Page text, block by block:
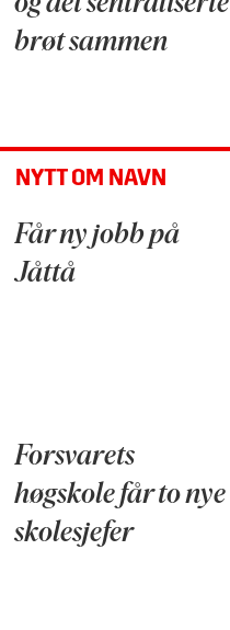
brøt sammen
NYTT OM NAVN
Får ny jobb på
Jåttå
Forsvarets
høgskole får to nye
skolesjefer